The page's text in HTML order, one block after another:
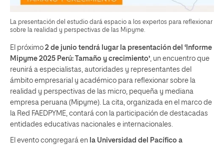
La presentación del estudio dará espacio a los expertos para reflexionar
sobre la realidad y perspectivas de las Mipyme.
El próximo 2 de junio tendrá lugar la presentación del ‘Informe
Mipyme 2025 Perú: Tamaño y crecimiento’ , un encuentro que
reunirá a especialistas, autoridades y representantes del
ámbito empresarial y académico para reflexionar sobre la
realidad y perspectivas de las micro, pequeña y mediana
empresa peruana (Mipyme). La cita, organizada en el marco de
la Red FAEDPYME, contará con la participación de destacadas
entidades educativas nacionales e internacionales.
El evento congregará en la Universidad del Pacífico a